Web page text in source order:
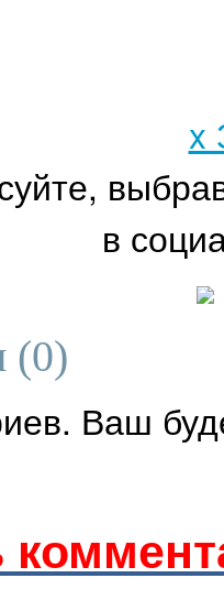
x
в
(0)
Ваш